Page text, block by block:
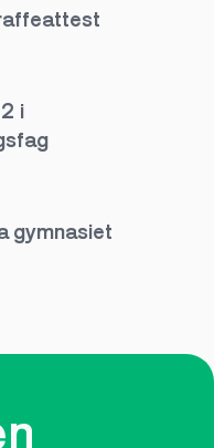
i
gymnasiet